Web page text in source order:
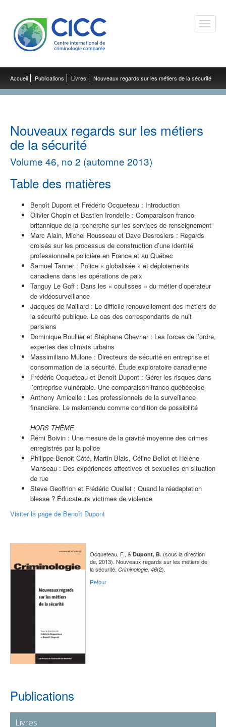
Toggle
Accueil Publications Livres Nouveaux regards sur les métiers de la sécurité
Nouveaux regards sur les métiers
de la sécurité
Volume 46, no 2 (automne 2013)
Table des matières
Benoît Dupont et Frédéric Ocqueteau : Introduction
Olivier Chopin et Bastien Irondelle : Comparaison franco-
britannique de la recherche sur les services de renseignement
Marc Alain, Michel Rousseau et Dave Desrosiers : Regards
croisés sur les processus de construction d’une identité
professionnelle policière en France et au Québec
Samuel Tanner : Police « globalisée » et déploiements
canadiens dans les opérations de paix
Tanguy Le Goff : Dans les « coulisses » du métier d’opérateur
de vidéosurveillance
Jacques de Maillard : Le difficile renouvellement des métiers de
la sécurité publique. Le cas des correspondants de nuit
parisiens
Dominique Boullier et Stéphane Chevrier : Les forces de l’ordre,
expertes des climats urbains
Massimiliano Mulone : Directeurs de sécurité en entreprise et
consommation de la sécurité. Étude exploratoire canadienne
Frédéric Ocqueteau et Benoît Dupont : Gérer les risques dans
l’entreprise vulnérable. Une comparaison franco-québécoise
Anthony Amicelle : Les professionnels de la surveillance
financière. Le malentendu comme condition de possibilité
HORS THÈME
Rémi Boivin : Une mesure de la gravité moyenne des crimes
enregistrés par la police
Philippe-Benoit Côté, Martin Blais, Céline Bellot et Hélène
Manseau : Des expériences affectives et sexuelles en situation
de rue
Steve Geoffrion et Frédéric Ouellet : Quand la réadaptation
blesse ? Éducateurs victimes de violence
Visiter la page de Benoît Dupont
Ocqueteau, F., & Dupont, B. (sous la direction
de, 2013). Nouveaux regards sur les métiers de
la sécurité. Criminologie, 46(2).
Retour
Publications
Livres